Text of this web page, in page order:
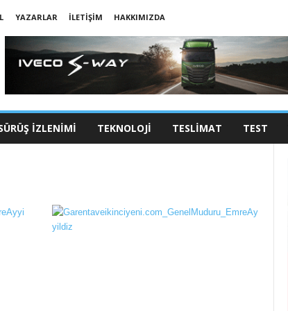
YAZARLAR İLETIŞIM
HAKKIMIZDA
İZLENIMI TEKNOLOJI TESLIMAT TEST